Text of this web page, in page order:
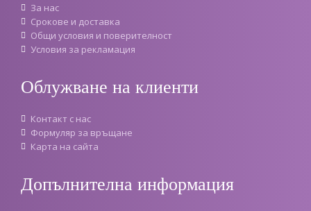
За нас
Срокове и доставка
Oбщи условия и поверителност
Условия за рекламация
Облужване на клиенти
Контакт с нас
Формуляр за връщане
Карта на сайта
Допълнителна информация